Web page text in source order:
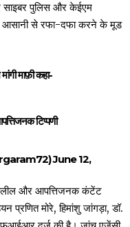
साइबर पुलिस और केईएम
आसानी से रफा-दफा करने के मूड
माफ़ी कहा-
टिप्पणी
June 12,
और आपत्तिजनक कंटेंट
प्रणित मोरे, हिमांशु जांगड़ा, डॉ.